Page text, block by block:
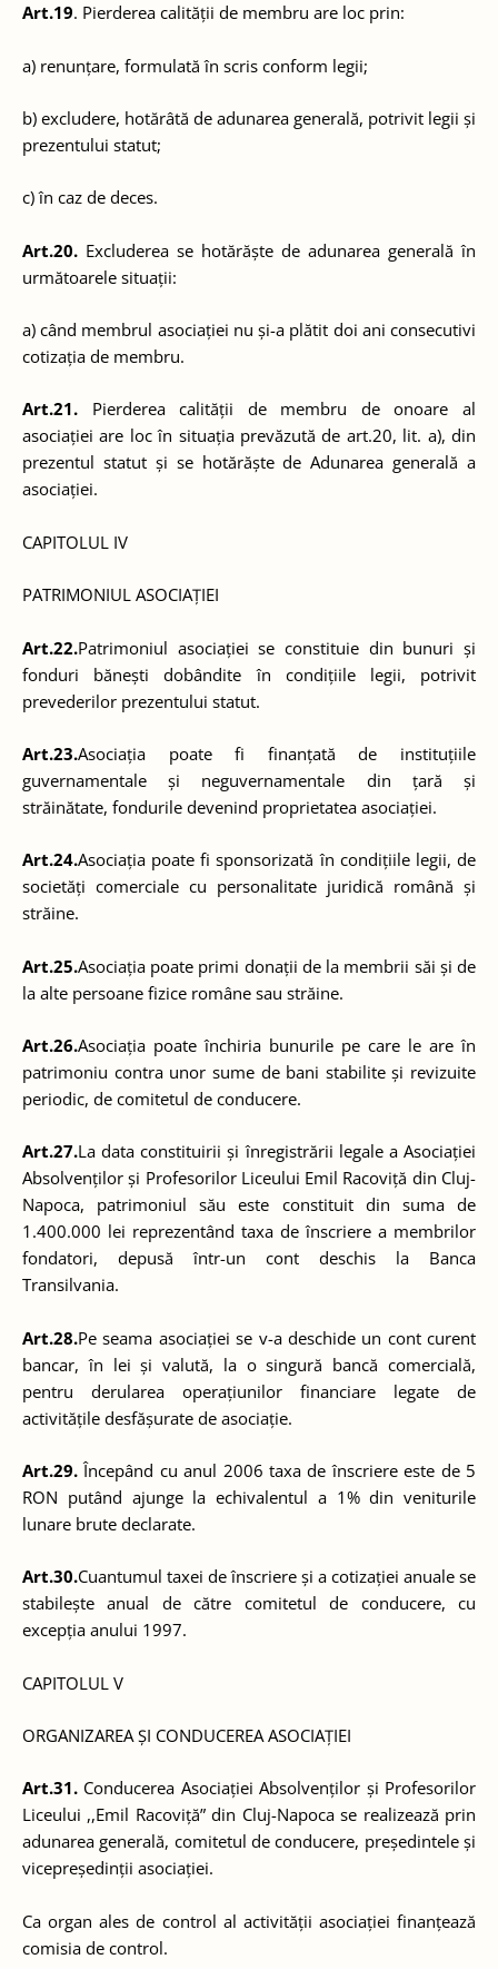
Art.19. Pierderea calității de membru are loc prin:
a) renunțare, formulată în scris conform legii;
b) excludere, hotărâtă de adunarea generală, potrivit legii și
prezentului statut;
c) în caz de deces.
Art.20. Excluderea se hotărăște de adunarea generală în
următoarele situații:
a) când membrul asociației nu și-a plătit doi ani consecutivi
cotizația de membru.
Art.21. Pierderea calității de membru de onoare al
asociației are loc în situația prevăzută de art.20, lit. a), din
prezentul statut și se hotărăște de Adunarea generală a
asociației.
CAPITOLUL IV
PATRIMONIUL ASOCIAȚIEI
Art.22.Patrimoniul asociației se constituie din bunuri și
fonduri bănești dobândite în condițiile legii, potrivit
prevederilor prezentului statut.
Art.23.Asociația poate fi finanțată de instituțiile
guvernamentale și neguvernamentale din țară și
străinătate, fondurile devenind proprietatea asociației.
Art.24.Asociația poate fi sponsorizată în condițiile legii, de
societăți comerciale cu personalitate juridică română și
străine.
Art.25.Asociația poate primi donații de la membrii săi și de
la alte persoane fizice române sau străine.
Art.26.Asociația poate închiria bunurile pe care le are în
patrimoniu contra unor sume de bani stabilite și revizuite
periodic, de comitetul de conducere.
Art.27.La data constituirii și înregistrării legale a Asociației
Absolvenților și Profesorilor Liceului Emil Racoviță din Cluj-
Napoca, patrimoniul său este constituit din suma de
1.400.000 lei reprezentând taxa de înscriere a membrilor
fondatori, depusă într-un cont deschis la Banca
Transilvania.
Art.28.Pe seama asociației se v-a deschide un cont curent
bancar, în lei și valută, la o singură bancă comercială,
pentru derularea operațiunilor financiare legate de
activitățile desfășurate de asociație.
Art.29.Începând cu anul 2006 taxa de înscriere este de 5
RON putând ajunge la echivalentul a 1% din veniturile
lunare brute declarate.
Art.30.Cuantumul taxei de înscriere și a cotizației anuale se
stabilește anual de către comitetul de conducere, cu
excepția anului 1997.
CAPITOLUL V
ORGANIZAREA ȘI CONDUCEREA ASOCIAȚIEI
Art.31. Conducerea Asociației Absolvenților și Profesorilor
Liceului ,,Emil Racoviță” din Cluj-Napoca se realizează prin
adunarea generală, comitetul de conducere, președintele și
vicepreședinții asociației.
Ca organ ales de control al activității asociației finanțează
comisia de control.